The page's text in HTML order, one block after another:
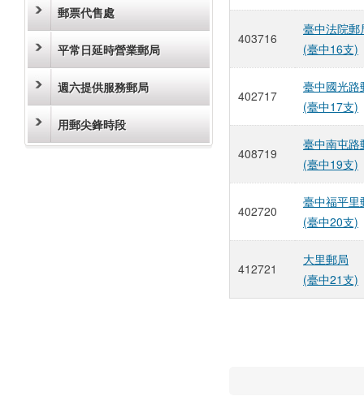
郵票代售處
平常日延時營業郵局
週六提供服務郵局
用郵尖鋒時段
403716
臺中法院郵
(臺中16支)
402717
臺中國光路
(臺中17支)
408719
臺中南屯路
(臺中19支)
402720
臺中福平里
(臺中20支)
412721
大里郵局
(臺中21支)